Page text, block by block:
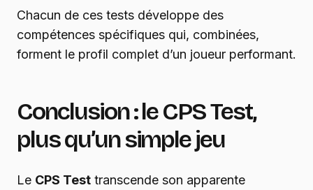
Chacun de ces tests développe des
compétences spécifiques qui, combinées,
forment le profil complet d’un joueur performant.
Conclusion : le CPS Test,
plus qu’un simple jeu
Le CPS Test transcende son apparente